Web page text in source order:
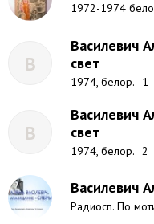
1972-1974
В
Василевич
свет
1974, белор. _1
В
Василевич
свет
1974, белор. _2
Василевич
Радиосп. По